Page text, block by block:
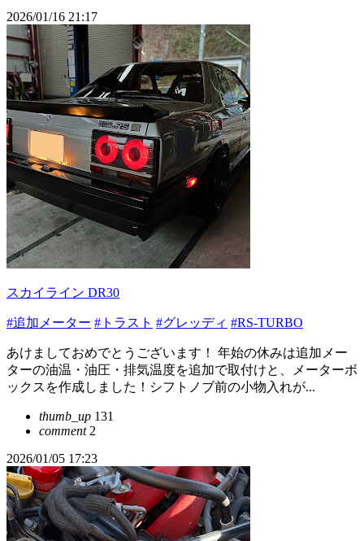
2026/01/16 21:17
スカイライン DR30
#追加メーター #トラスト #グレッディ #RS-TURBO
あけましておめでとうございます！ 年始の休みは追加メー
ターの油温・油圧・排気温度を追加で取付けと、メーターボ
ックスを作成しました！シフトノブ前の小物入れが...
thumb_up 131
comment2
2026/01/05 17:23